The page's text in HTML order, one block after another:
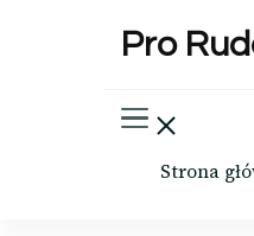
Pro
Strona